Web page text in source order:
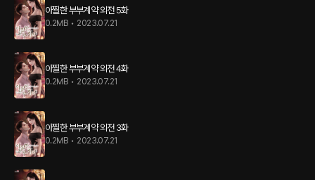
아찔한 부부계약 외전 5화
0.2MB • 2023.07.21
아찔한 부부계약 외전 4화
0.2MB • 2023.07.21
아찔한 부부계약 외전 3화
0.2MB • 2023.07.21